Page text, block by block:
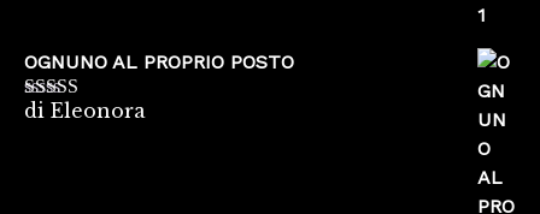
OGNUNO AL PROPRIO POSTO
Valutato5su
di Eleonora